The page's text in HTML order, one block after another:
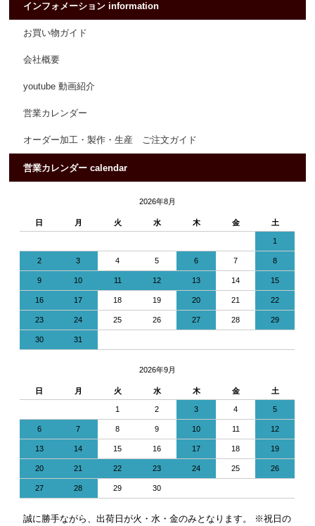
インフォメーション information
お買い物ガイド
会社概要
youtube 動画紹介
営業カレンダー
オーダー加工・製作・生産 ご注文ガイド
営業カレンダー calendar
2026年8月
日 月 火 水 木 金 土
1
2 3 4 5 6 7 8
9 10 11 12 13 14 15
16 17 18 19 20 21 22
23 24 25 26 27 28 29
30 31
2026年9月
日 月 火 水 木 金 土
1 2 3 4 5
6 7 8 9 10 11 12
13 14 15 16 17 18 19
20 21 22 23 24 25 26
27 28 29 30
誠に勝手ながら、出荷日が火・水・金のみとなります。 ※祝日の